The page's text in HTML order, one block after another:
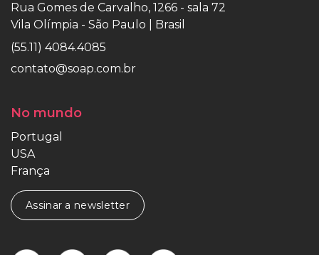
Rua Gomes de Carvalho, 1266 - sala 72
Vila Olímpia - São Paulo | Brasil
(55.11) 4084.4085
contato@soap.com.br
No mundo
Portugal
USA
França
Assinar a newsletter